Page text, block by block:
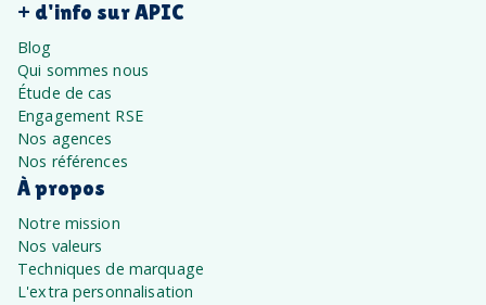
+ d'info sur APIC
Blog
Qui sommes nous
Étude de cas
Engagement RSE
Nos agences
Nos références
À propos
Notre mission
Nos valeurs
Techniques de marquage
L'extra personnalisation